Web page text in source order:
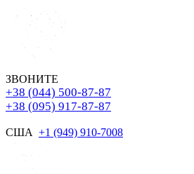
ЗВОНИТЕ
+38 (044) 500-87-87
+38 (095) 917-87-87
США +1 (949) 910-7008